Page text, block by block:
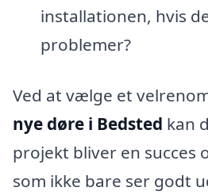
installationen, hvis
problemer?
Ved at vælge et
nye døre i Bedsted kan
projekt bliver en succes
som ikke bare ser godt